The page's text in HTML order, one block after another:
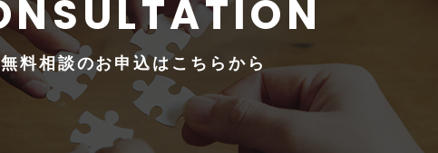
無料相談のお申込はこちらから